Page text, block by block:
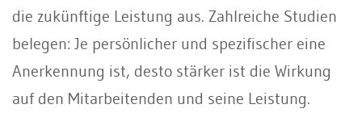
die zukünftige Leistung aus. Zahlreiche Studien
belegen: Je persönlicher und spezifischer eine
Anerkennung ist, desto stärker ist die Wirkung
auf den Mitarbeitenden und seine Leistung.